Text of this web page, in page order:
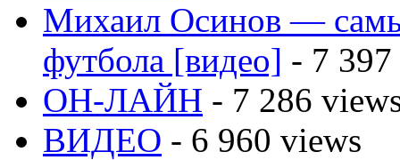
Михаил Осинов —
футбола [видео] - 7
ОН-ЛАЙН - 7 286
ВИДЕО - 6 960 views